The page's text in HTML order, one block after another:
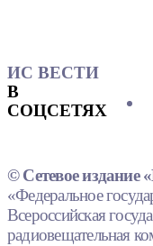
ИС ВЕСТИ
В
СОЦСЕТЯХ
© Сетевое издание
«Федеральное
Всероссийская
радиовещательная